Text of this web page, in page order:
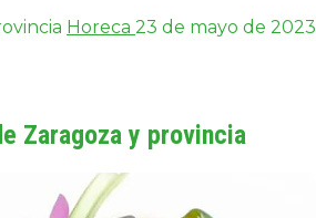
Horeca 23 de mayo de 2023
Zaragoza y provincia